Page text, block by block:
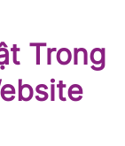
Trong